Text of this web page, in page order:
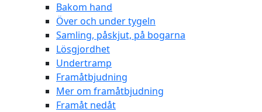
Bakom hand
Över och under tygeln
Samling, påskjut, på bogarna
Lösgjordhet
Undertramp
Framåtbjudning
Mer om framåtbjudning
Framåt nedåt